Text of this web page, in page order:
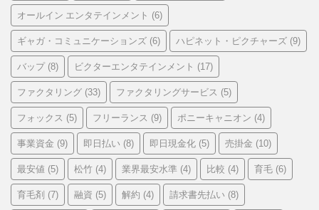
オールイン エンタテインメント (6)
ギャガ・コミュニケーションズ (6) ハピネット・ピクチャーズ (9)
バップ(8) ビクターエンタテインメント (17)
ファクタリング (33) ファクタリングサービス (5)
フォックス (5) フリーランス (9) ポニーキャニオン (4)
事業資金 (9) 即日払い (8) 即日現金化 (5) 売掛金 (10)
最安値 (5) 松竹 (4) 業界最安水準 (4) 比較 (4) 育毛 (6)
育毛剤 (7) 融資 (5) 解約 (4) 請求書先払い (8)